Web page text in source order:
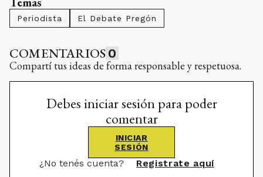
Periodista El Debate Pregón
COMENTARIOS 0
Compartí tus ideas de forma responsable y respetuosa.
Debes iniciar sesión para poder
comentar
INICIAR
SESIÓN
¿No tenés cuenta? Registrate aquí